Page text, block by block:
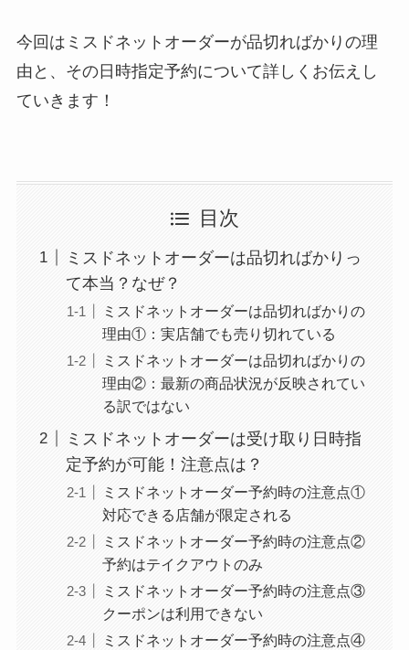
今回はミスドネットオーダーが品切ればかりの理
由と、その日時指定予約について詳しくお伝えし
ていきます！
目次
ミスドネットオーダーは品切ればかりっ
て本当？なぜ？
ミスドネットオーダーは品切ればかりの
理由①：実店舗でも売り切れている
ミスドネットオーダーは品切ればかりの
理由②：最新の商品状況が反映されてい
る訳ではない
ミスドネットオーダーは受け取り日時指
定予約が可能！注意点は？
ミスドネットオーダー予約時の注意点①
対応できる店舗が限定される
ミスドネットオーダー予約時の注意点②
予約はテイクアウトのみ
ミスドネットオーダー予約時の注意点③
クーポンは利用できない
ミスドネットオーダー予約時の注意点④